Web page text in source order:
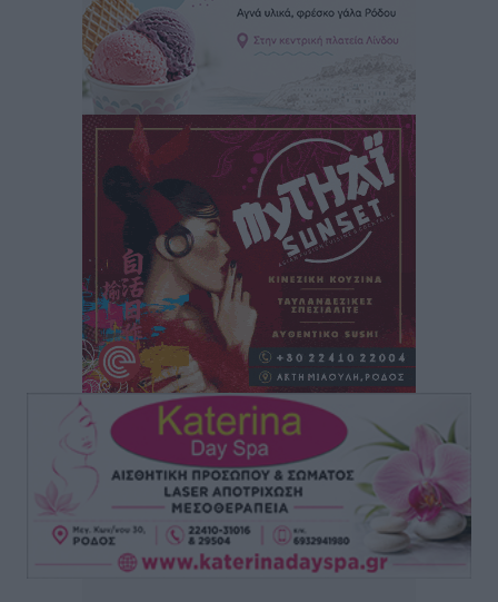
Σεβ. Μητροπολίτης Ρόδου κ. Κύριλλος: «Ο Αύγουστος
είναι ο μήνας της Παναγίας και η Θεία Λειτουργία η
καρδιά της ζωής της Εκκλησίας»
Συνεντεύξεις• πριν 2 ώρες
Πρέσβης της Βραζιλίας: «Η Ελλάδα και η Βραζιλία
έχουν τεράστιες ευκαιρίες συνεργασίας – Η Ρόδος
μπορεί να διαδραματίσει σημαντικό ρόλο»
Συνεντεύξεις• πριν 2 ώρες
Τσαμπίκα Διαμαντή: Η Ρόδος δεν μπορεί να σχεδιάζει
το μέλλον της μέσα στην αβεβαιότητα
Συνεντεύξεις• πριν 2 ώρες
Η υπογεννητικότητα βάζει λουκέτο σε 11 σχολεία
Πρωτοβάθμιας στα Δωδεκάνησα
πριν 2 ώρες
Κ. Σπανός: Παρά την αυξημένη τουριστική κίνηση, η
αγορά της Ρόδου κινείται κάτω από τις προσδοκίες